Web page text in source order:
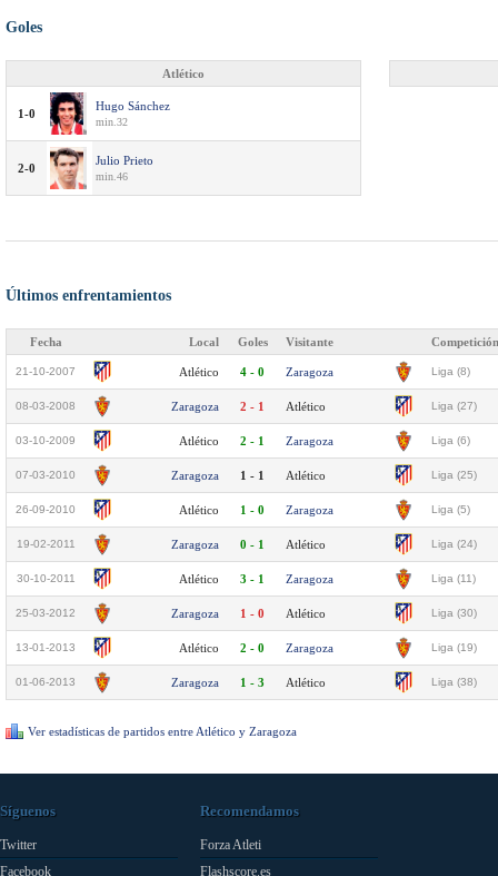
Goles
Atlético
1-0
Hugo Sánchez
min.32
2-0
Julio Prieto
min.46
Últimos enfrentamientos
Fecha Local Goles Visitante Competición
21-10-2007 Atlético 4 - 0 Zaragoza Liga (8)
08-03-2008 Zaragoza 2 - 1 Atlético Liga (27)
03-10-2009 Atlético 2 - 1 Zaragoza Liga (6)
07-03-2010 Zaragoza 1 - 1 Atlético Liga (25)
26-09-2010 Atlético 1 - 0 Zaragoza Liga (5)
19-02-2011 Zaragoza 0 - 1 Atlético Liga (24)
30-10-2011 Atlético 3 - 1 Zaragoza Liga (11)
25-03-2012 Zaragoza 1 - 0 Atlético Liga (30)
13-01-2013 Atlético 2 - 0 Zaragoza Liga (19)
01-06-2013 Zaragoza 1 - 3 Atlético Liga (38)
Ver estadísticas de partidos entre Atlético y Zaragoza
Síguenos
Twitter
Facebook
Recomendamos
Forza Atleti
Flashscore.es